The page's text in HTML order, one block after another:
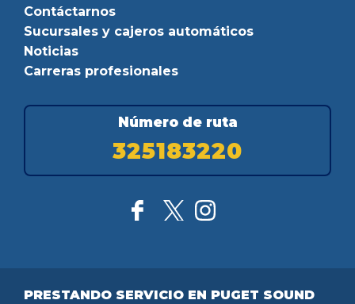
Contáctarnos
Sucursales y cajeros automáticos
Noticias
Carreras profesionales
Número de ruta
325183220
PRESTANDO SERVICIO EN PUGET SOUND